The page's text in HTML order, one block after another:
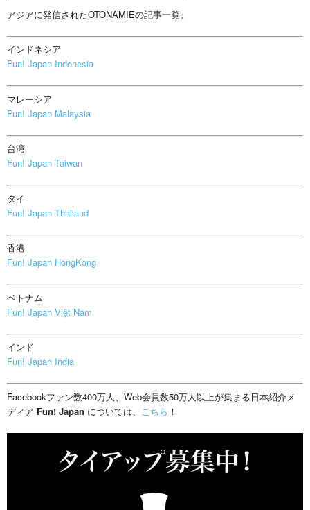
アジアに発信されたOTONAMIEの記事一覧。
インドネシア
Fun! Japan Indonesia
マレーシア
Fun! Japan Malaysia
台湾
Fun! Japan Taiwan
タイ
Fun! Japan Thailand
香港
Fun! Japan HongKong
ベトナム
Fun! Japan Việt Nam
インド
Fun! Japan India
Facebookファン数400万人、Web会員数50万人以上が集まる日本紹介メ
ディア Fun! Japan については、 こちら ！